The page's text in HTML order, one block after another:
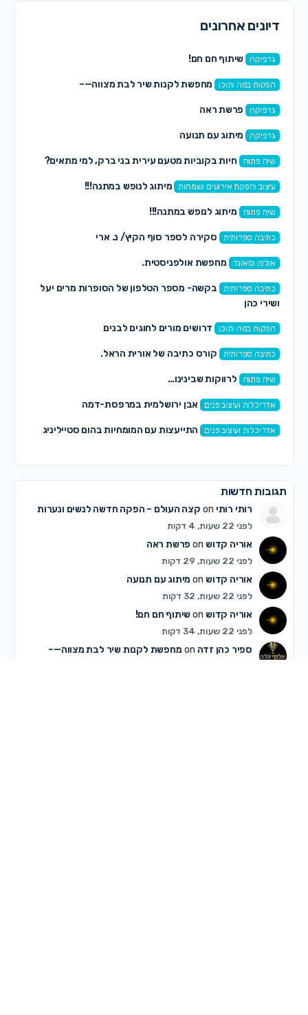
דיונים אחרונים
גרפיקה שיתוף חם חם!
הפקות במה ותוכן מחפשת לקנות שיר לבת מצווה—–
גרפיקה פרשת ראה
גרפיקה מיתוג עם תנועה
שיח פתוח חיות בקוביות מטעם עירית בני ברק, למי מתאים?
עיצוב והפקת אירועים ושמחות מיתוג לנופש במתנה!!!
שיח פתוח מיתוג לנופש במתנה!!!
כתיבה ספרותית סקירה לספר סוף הקיץ/ נ. ארי
אולפן וסאונד מחפשת אולפניסטית.
כתיבה ספרותית
בקשה- מספר הטלפון של הסופרות מרים יעל
ושירי כהן
הפקות במה ותוכן דרושים מורים לחוגים לבנים
כתיבה ספרותית קורס כתיבה של אורית הראל.
שיח פתוח לרווקות שבינינו…
אדריכלות ועיצוב פנים אבן ירושלמית במרפסת-דמה
אדריכלות ועיצוב פנים התייעצות עם המומחיות בהום סטייליניג
תגובות חדשות
רותי רותיon קצה העולם – הפקה חדשה לנשים ונערות
לפני 22 שעות, 4 דקות
אוריה קדושon פרשת ראה
לפני 22 שעות, 29 דקות
אוריה קדושon מיתוג עם תנועה
לפני 22 שעות, 32 דקות
אוריה קדושon שיתוף חם חם!
לפני 22 שעות, 34 דקות
ספיר כהן זדהon מחפשת לקנות שיר לבת מצווה—–